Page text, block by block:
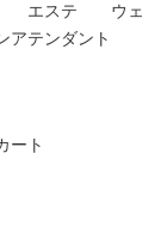
エステ
ウェ
アテンダント
ート